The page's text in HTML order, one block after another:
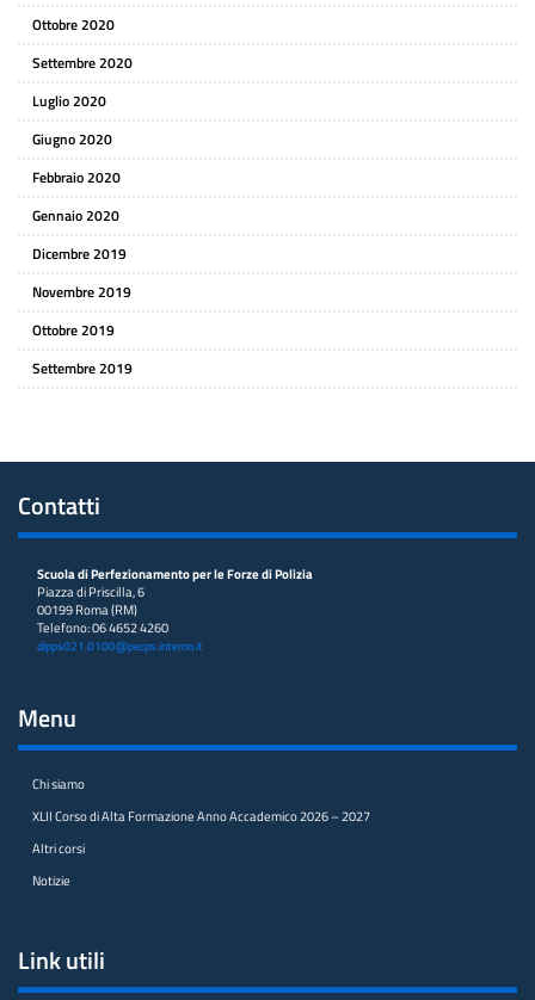
Ottobre 2020
Settembre 2020
Luglio 2020
Giugno 2020
Febbraio 2020
Gennaio 2020
Dicembre 2019
Novembre 2019
Ottobre 2019
Settembre 2019
Contatti
Scuola di Perfezionamento per le Forze di Polizia
Piazza di Priscilla, 6
00199 Roma (RM)
Telefono: 06 4652 4260
dipps021.0100@pecps.interno.it
Menu
Chi siamo
XLII Corso di Alta Formazione Anno Accademico 2026 – 2027
Altri corsi
Notizie
Link utili